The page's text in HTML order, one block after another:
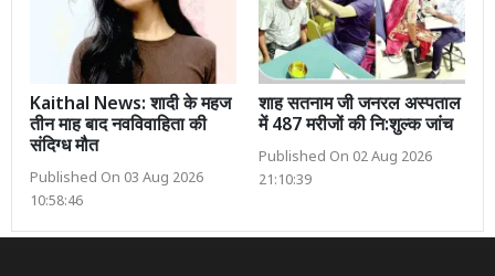
Kaithal News: शादी के महज
तीन माह बाद नवविवाहिता की
संदिग्ध मौत
Published On 03 Aug 2026
10:58:46
शाह सतनाम जी जनरल अस्पताल
में 487 मरीजों की नि:शुल्क जांच
Published On 02 Aug 2026
21:10:39